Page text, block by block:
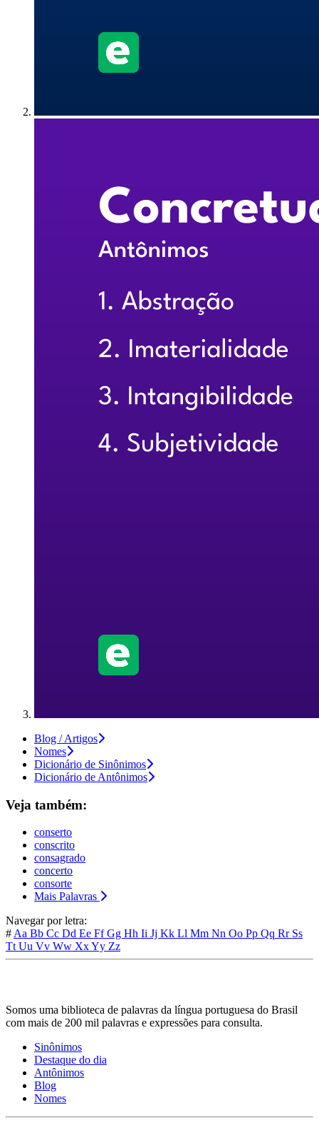
Blog / Artigos
Nomes
Dicionário de Sinônimos
Dicionário de Antônimos
Veja também:
conserto
conscrito
consagrado
concerto
consorte
Mais Palavras
Navegar por letra:
#Aa Bb Cc Dd Ee FfGg Hh Ii Jj Kk Ll Mm Nn Oo Pp Qq Rr Ss
TtUu Vv Ww XxYy Zz
Somos uma biblioteca de palavras da língua portuguesa do Brasil
com mais de 200 mil palavras e expressões para consulta.
Sinônimos
Destaque do dia
Antônimos
Blog
Nomes